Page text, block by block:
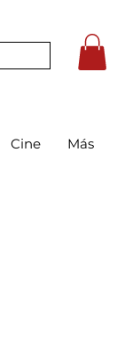
Cine Más